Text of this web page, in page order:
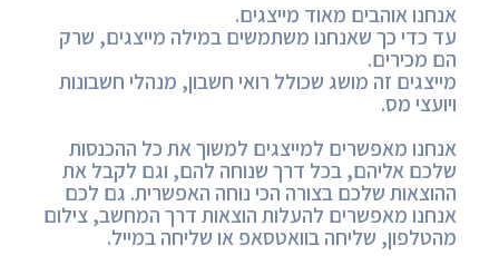
אנחנו אוהבים מאוד מייצגים.
עד כדי כך שאנחנו משתמשים במילה מייצגים, שרק
הם מכירים.
מייצגים זה מושג שכולל רואי חשבון, מנהלי חשבונות
ויועצי מס.
אנחנו מאפשרים למייצגים למשוך את כל ההכנסות
שלכם אליהם, בכל דרך שנוחה להם, וגם לקבל את
ההוצאות שלכם בצורה הכי נוחה האפשרית. גם לכם
אנחנו מאפשרים להעלות הוצאות דרך המחשב, צילום
מהטלפון, שליחה בוואטסאפ או שליחה במייל.